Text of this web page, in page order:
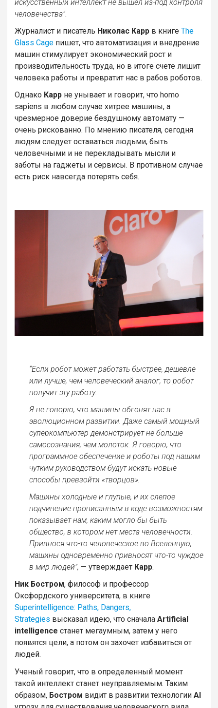
искусственный интеллект не вышел из-под контроля
человечества”.
Журналист и писатель Николас Карр в книге The
Glass Cage пишет, что автоматизация и внедрение
машин стимулирует экономический рост и
производительность труда, но в итоге счете лишит
человека работы и превратит нас в рабов роботов.
Однако Карр не унывает и говорит, что homo
sapiens в любом случае хитрее машины, а
чрезмерное доверие бездушному автомату —
очень рискованно. По мнению писателя, сегодня
людям следует оставаться людьми, быть
человечными и не перекладывать мысли и
заботы на гаджеты и сервисы. В противном случае
есть риск навсегда потерять себя.
“Если робот может работать быстрее, дешевле
или лучше, чем человеческий аналог, то робот
получит эту работу.
Я не говорю, что машины обгонят нас в
эволюционном развитии. Даже самый мощный
суперкомпьютер демонстрирует не больше
самосознания, чем молоток. Я говорю, что
программное обеспечение и роботы под нашим
чутким руководством будут искать новые
способы превзойти «творцов».
Машины холодные и глупые, и их слепое
подчинение прописанным в коде возможностям
показывает нам, каким могло бы быть
общество, в котором нет места человечности.
Привнося что-то человеческое во Вселенную,
машины одновременно привносят что-то чуждое
в мир людей”, — утверждает Карр.
Ник Бостром, философ и профессор
Оксфордского университета, в книге
Superintelligence: Paths, Dangers,
Strategies высказал идею, что сначала Artificial
intelligence станет мегаумным, затем у него
появятся цели, а потом он захочет избавиться от
людей.
Ученый говорит, что в определенный момент
такой интеллект станет неуправляемым. Таким
образом, Бостром видит в развитии технологии AI